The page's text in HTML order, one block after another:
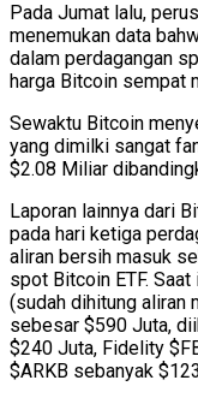
Pada Jumat lalu,
menemukan data
dalam perdagangan
harga Bitcoin sempat
Sewaktu Bitcoin
yang dimilki sangat
$2.08 Miliar
Laporan lainnya dari
pada hari ketiga
aliran bersih masuk
spot Bitcoin ETF.
(sudah dihitung aliran
sebesar $590 Juta,
$240 Juta, Fidelity
$ARKB sebanyak